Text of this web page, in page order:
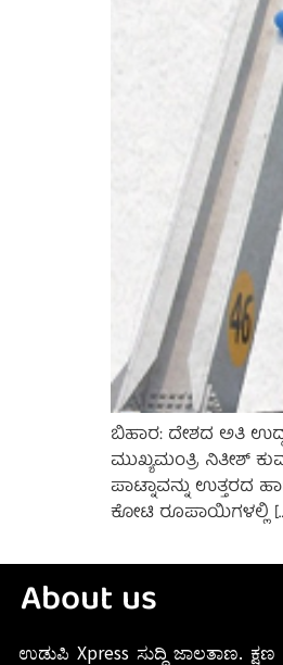
ಬಿಹಾರ: ದೇಶದ ಅತಿ
ಮುಖ್ಯಮಂತ್ರಿ ನಿತೀಶ್
ಪಾಟ್ನಾವನ್ನು ಉತ್ತರದ
ಕೋಟಿ ರೂಪಾಯಿಗಳಲ್ಲಿ
About us
ಉಡುಪಿ Xpress ಸುದ್ದಿ ಜಾಲತಾಣ.